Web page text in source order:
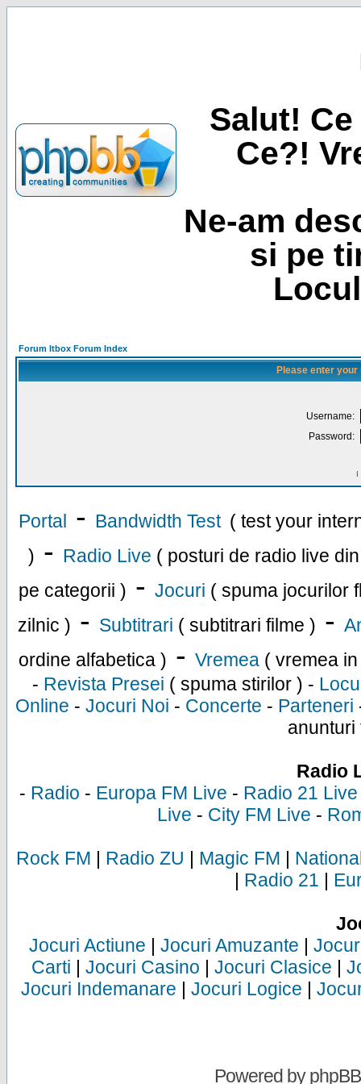
Salut!
Ce?!
Ne-am
si pe
Forum Itbox Forum Index
Please enter
Username:
Password:
I
Portal - Bandwidth Test ( test your
) - Radio Live ( posturi de radio live
pe categorii ) - Jocuri ( spuma jocurilor
zilnic ) - Subtitrari ( subtitrari filme ) -
ordine alfabetica ) - Vremea ( vremea
- Revista Presei ( spuma stirilor ) -
Online - Jocuri Noi - Concerte - Parteneri
anunturi
Radio
- Radio - Europa FM Live - Radio 21 Live
Live - City FM Live -
Rock FM | Radio ZU | Magic FM |
| Radio 21 |
Jocuri Actiune | Jocuri Amuzante |
Carti | Jocuri Casino | Jocuri Clasice |
Jocuri Indemanare | Jocuri Logice |
Powered byphpBB